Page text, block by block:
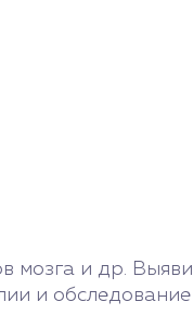
мозга и др.
и